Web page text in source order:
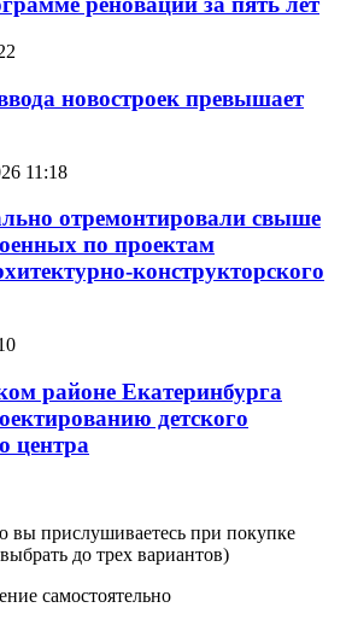
новостроек превышает
11:18
отремонтировали свыше
по проектам
конструкторского
районе Екатеринбурга
детского
центра
вы прислушиваетесь при покупке
до трех вариантов)
самостоятельно